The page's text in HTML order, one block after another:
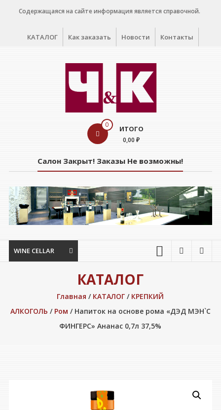
Содержащаяся на сайте информация является справочной.
КАТАЛОГ Как заказать Новости Контакты
дегустации
0 ИТОГО
0,00 ₽
Салон Закрыт! Заказы Не возможны!
WINE CELLAR
КАТАЛОГ
Главная / КАТАЛОГ / КРЕПКИЙ
АЛКОГОЛЬ / Ром / Напиток на основе рома «ДЭД МЭН`С
ФИНГЕРС» Ананас 0,7л 37,5%